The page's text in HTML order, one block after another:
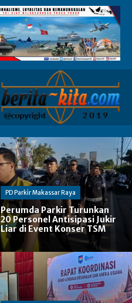
PD Parkir Makassar Raya
Perumda Parkir Turunkan
20 Personel Antisipasi Jukir
Liar di Event Konser TSM